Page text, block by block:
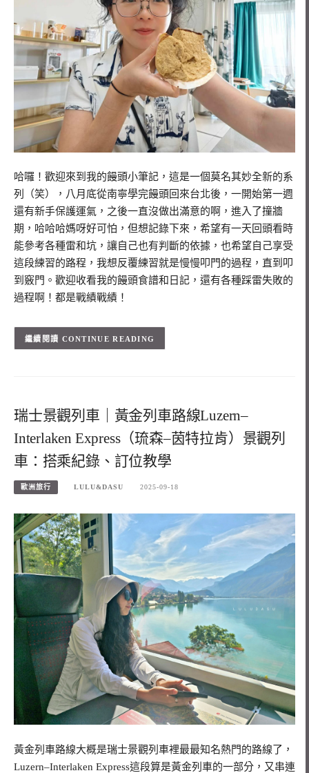
哈囉！歡迎來到我的饅頭小筆記，這是一個莫名其妙全新的系
列（笑），八月底從南寧學完饅頭回來台北後，一開始第一週
還有新手保護運氣，之後一直沒做出滿意的啊，進入了撞牆
期，哈哈哈媽呀好可怕，但想記錄下來，希望有一天回頭看時
能參考各種雷和坑，讓自己也有判斷的依據，也希望自己享受
這段練習的路程，我想反覆練習就是慢慢叩門的過程，直到叩
到竅門。歡迎收看我的饅頭食譜和日記，還有各種踩雷失敗的
過程啊！都是戰績戰績！
CONTINUE READING
瑞士景觀列車｜黃金列車路線Luzern–
Interlaken Express（琉森–茵特拉肯）景觀列
車：搭乘紀錄、訂位教學
歐洲旅行 LULU&DASU 2025-09-18
黃金列車路線大概是瑞士景觀列車裡最最知名熱門的路線了，
Luzern–Interlaken Express這段算是黃金列車的一部分，又串連